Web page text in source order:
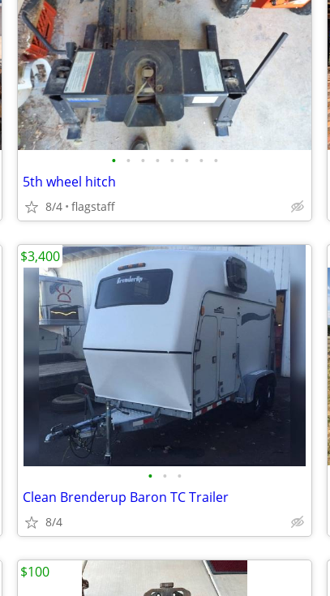
• • • • • • • •
5th wheel hitch
8/4 flagstaff
• • •
Clean Brenderup Baron TC Trailer
8/4
$3,400
$100